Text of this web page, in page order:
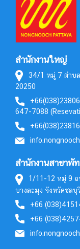
สำนักงานใหญ่
34/1 หมู่ 7 ตำบ
20250
647-7088
สำนักงานสาขาพั
1/11-12 หมู่ 9 ถ
บางละมุง จังหวัดชลบุ
+66
+66